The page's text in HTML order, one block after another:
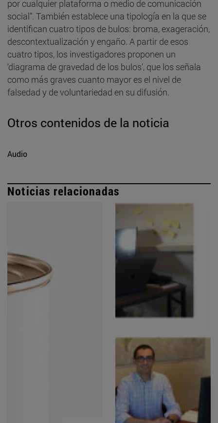
por cualquier plataforma o medio de comunicación
social”. También establece una tipología en la que se
identifican cuatro tipos de bulos: broma, exageración,
descontextualización y engaño. A partir de esos
cuatro tipos, los investigadores proponen un
‘diagrama de gravedad de los bulos’, que los señala
como más graves cuanto mayor es el nivel de
falsedad y de voluntariedad en su difusión.
Otros contenidos de la noticia
Audio
Noticias relacionadas